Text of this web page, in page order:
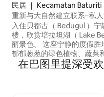
民居 ｜ Kecamatan Baturiti
重新与大自然建立联系–私
入住贝都古（ Bedugul ）宁
楼，欣赏培拉坦湖（ Lake
丽景色。 这座宁静的度假胜
郁郁葱葱的绿色植物、蔬菜
菜园，是远离巴厘岛炎热的
受高速无线网络、设备齐全
在巴图里提深受